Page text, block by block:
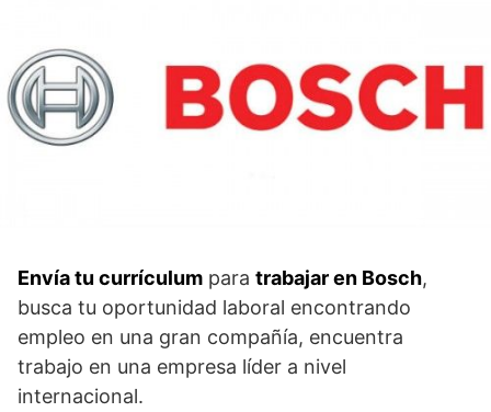
Envía tu currículum para trabajar en Bosch,
busca tu oportunidad laboral encontrando
empleo en una gran compañía, encuentra
trabajo en una empresa líder a nivel
internacional.